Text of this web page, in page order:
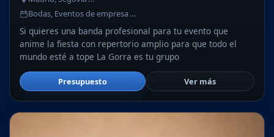
Bodas, Eventos de empresa …
Si quieres una banda profesional para tu evento que
anime la fiesta con repertorio amplio para que todo el
mundo esté a tope La Gorra es tu grupo
Presupuesto Ver más